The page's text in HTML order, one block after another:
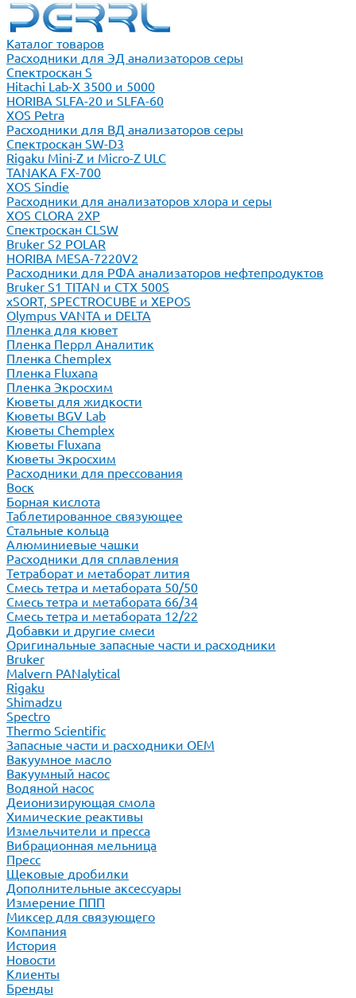
Каталог товаров
Расходники для ЭД анализаторов серы
Спектроскан S
Hitachi Lab-X 3500 и 5000
HORIBA SLFA-20 и SLFA-60
XOS Petra
Расходники для ВД анализаторов серы
Спектроскан SW-D3
Rigaku Mini-Z и Micro-Z ULC
TANAKA FX-700
XOS Sindie
Расходники для анализаторов хлора и серы
XOS CLORA 2XP
Спектроскан CLSW
Bruker S2 POLAR
HORIBA MESA-7220V2
Расходники для РФА анализаторов нефтепродуктов
Bruker S1 TITAN и CTX 500S
xSORT, SPECTROCUBE и XEPOS
Olympus VANTA и DELTA
Пленка для кювет
Пленка Перрл Аналитик
Пленка Chemplex
Пленка Fluxana
Пленка Экросхим
Кюветы для жидкости
Кюветы BGV Lab
Кюветы Chemplex
Кюветы Fluxana
Кюветы Экросхим
Расходники для прессования
Воск
Борная кислота
Таблетированное связующее
Стальные кольца
Алюминиевые чашки
Расходники для сплавления
Тетраборат и метаборат лития
Смесь тетра и метабората 50/50
Смесь тетра и метабората 66/34
Смесь тетра и метабората 12/22
Добавки и другие смеси
Оригинальные запасные части и расходники
Bruker
Malvern PANalytical
Rigaku
Shimadzu
Spectro
Thermo Scientific
Запасные части и расходники ОЕМ
Вакуумное масло
Вакуумный насос
Водяной насос
Деионизирующая смола
Химические реактивы
Измельчители и пресса
Вибрационная мельница
Пресс
Щековые дробилки
Дополнительные аксессуары
Измерение ППП
Миксер для связующего
Компания
История
Новости
Клиенты
Бренды